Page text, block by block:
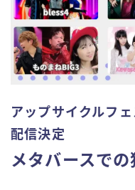
アップサイクルフ
配信決定
メタバースで